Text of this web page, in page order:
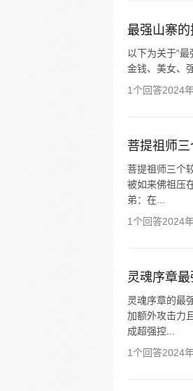
最强山寨
以下为关于“
金钱、美女、
1个回答2024
菩提祖师
菩提祖师三个
被如来佛祖压
弟：在...
1个回答2024
灵魂序章
灵魂序章的最
加额外攻击力
成超强控...
1个回答2024